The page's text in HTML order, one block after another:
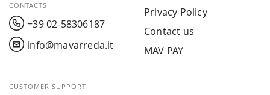
CONTACTS
+39 02-58306187
info@mavarreda.it
Privacy Policy
Contact us
MAV PAY
CUSTOMER SUPPORT